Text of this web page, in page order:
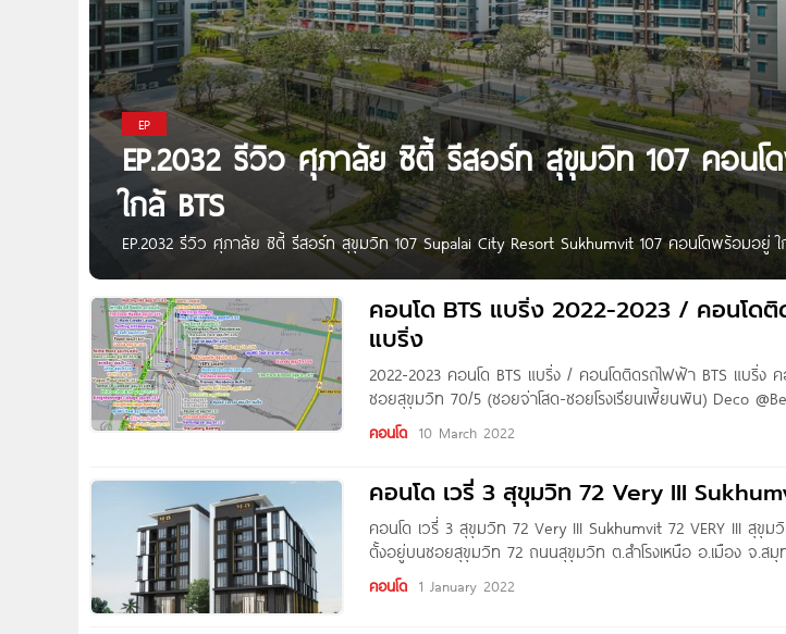
EP
EP.2032 รีวิว ศุภาลัย ซิตี้ รีสอร์ท สุขุมวิท 107 คอน
ใกล้ BTS
EP.2032 รีวิว ศุภาลัย ซิตี้ รีสอร์ท สุขุมวิท 107 Supalai City Resort Sukhumvit 107 คอนโดพร้อมอยู่ ใ
ราคาดีที่สุดในย่าน เริ่ม 1.58 ล้าน* Written by : Pure Thitapa Photo by : Eins Gannika
คอนโด BTS แบริ่ง 2022-2023 / คอนโดติ
แบริ่ง
2022-2023 คอนโด BTS แบริ่ง / คอนโดติดรถไฟฟ้า BTS แบริ่ง ค
ซอยสุขุมวิท 70/5 (ซอยจ่าโสด-ซอยโรงเรียนเพี้ยนพิน) Deco
Deco Arte สุขุมวิท 70/5 (NEW) ซอยสุขุมวิท 70 Niche
สุขุมวิท 72
คอนโด 10 March 2022
คอนโด เวรี่ 3 สุขุมวิท 72 Very III
คอนโด เวรี่ 3 สุขุมวิท 72 Very III Sukhumvit 72 VERY III สุขุ
ตั้งอยู่บนซอยสุขุมวิท 72 ถนนสุขุมวิท ต.สำโรงเหนือ อ.เมือง จ.สมุ
BTS แบริ่ง ประมาณ 600 เมตร ใกล้ทางด่วนบางนา, Central
คอนโด 1 January 2022